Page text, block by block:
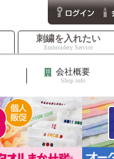
刺繍を入れたい
Embroidery Service
会社概要
Shop info